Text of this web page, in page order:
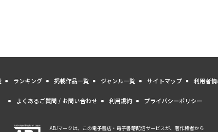
ランキング 掲載作品一覧 ジャンル一覧 サイトマップ 利用者
よくあるご質問 / お問い合わせ 利用規約 プライバシーポリシー
ABJマークは、この電子書店・電子書籍配信サービスが、著作権者から